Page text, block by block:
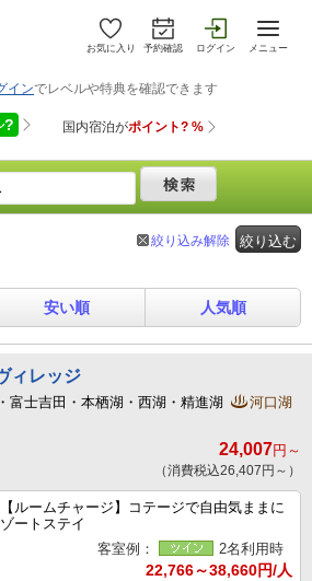
お気に入り 予約確認 ログイン メニュー
絞り込む
絞り込み解除
安い順 人気順
ィレッジ
富士吉田・本栖湖・西湖・精進湖
河口湖
24,007円～
（消費税込26,407円～）
【ルームチャージ】コテージで自由気ままに
ートステイ
客室例：
2名利用時
22,766～38,660円/人